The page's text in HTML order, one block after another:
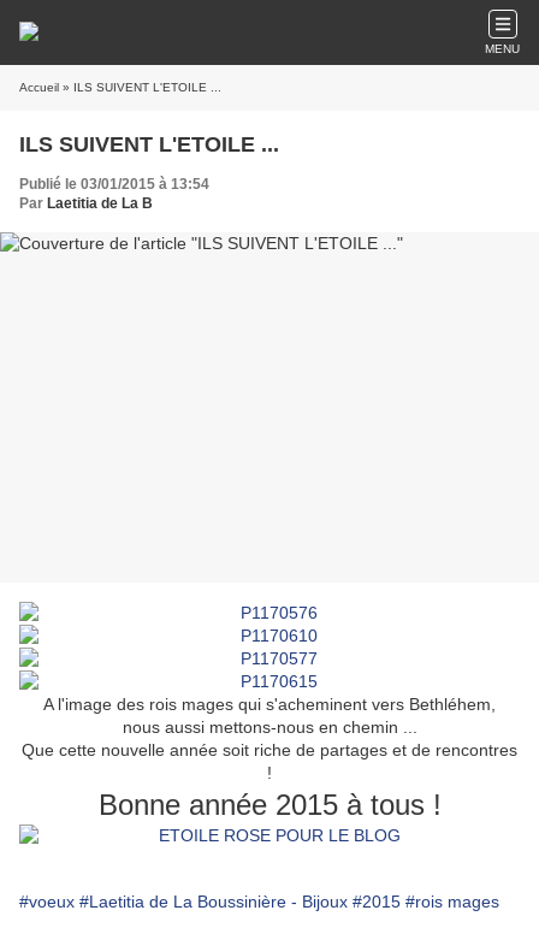
MENU
Accueil » ILS SUIVENT L'ETOILE ...
ILS SUIVENT L'ETOILE ...
Publié le 03/01/2015 à 13:54
Par Laetitia de La B
A l'image des rois mages qui s'acheminent vers Bethléhem,
nous aussi mettons-nous en chemin ...
Que cette nouvelle année soit riche de partages et de rencontres
!
Bonne année 2015 à tous !
#voeux #Laetitia de La Boussinière - Bijoux #2015 #rois mages